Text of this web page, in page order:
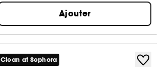
Ajouter
Clean at Sephora